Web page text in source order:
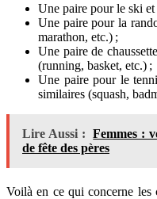
Une paire pour le ski et
Une paire pour la
marathon, etc.) ;
Une paire de
(running, basket, etc.) ;
Une paire pour le
similaires (squash,
Lire Aussi :
Femmes :
de fête des pères
Voilà en ce qui concerne les